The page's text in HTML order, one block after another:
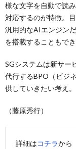
様な文字を自動で読
対応するのが特徴。
汎用的なAIエンジン
を搭載することもでき
SGシステムは新サー
代行するBPO（ビジ
供していきたい考え。
（藤原秀行）
詳細はコチラから